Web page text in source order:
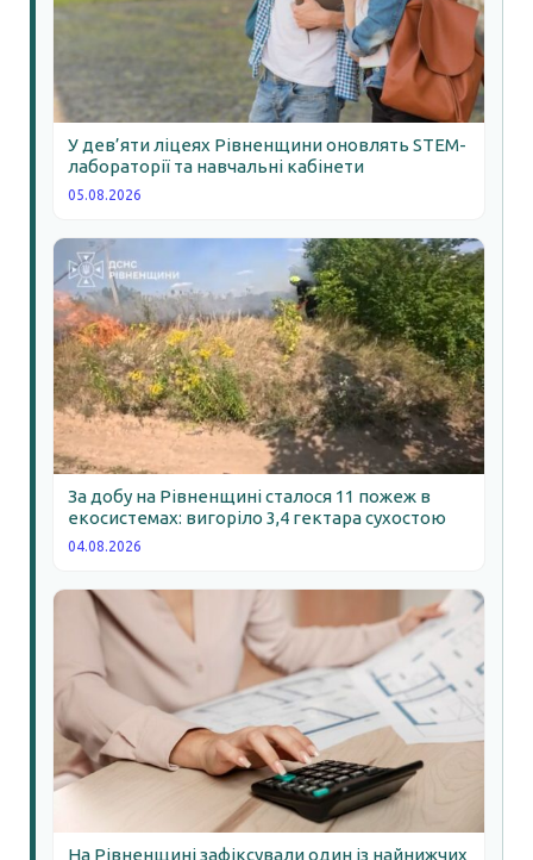
У дев’яти ліцеях Рівненщини оновлять STEM-
лабораторії та навчальні кабінети
05.08.2026
За добу на Рівненщині сталося 11 пожеж в
екосистемах: вигоріло 3,4 гектара сухостою
04.08.2026
На Рівненщині зафіксували один із найнижчих